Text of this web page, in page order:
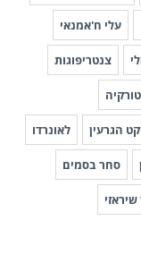
עלי ח'אמנאי
צנטריפוגות
טורקיה
הגרעין לאונרדו
סחר בסמים